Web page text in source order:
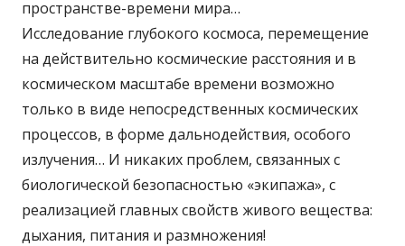
пространстве-времени мира…
Исследование глубокого космоса, перемещение
на действительно космические расстояния и в
космическом масштабе времени возможно
только в виде непосредственных космических
процессов, в форме дальнодействия, особого
излучения… И никаких проблем, связанных с
биологической безопасностью «экипажа», с
реализацией главных свойств живого вещества:
дыхания, питания и размножения!